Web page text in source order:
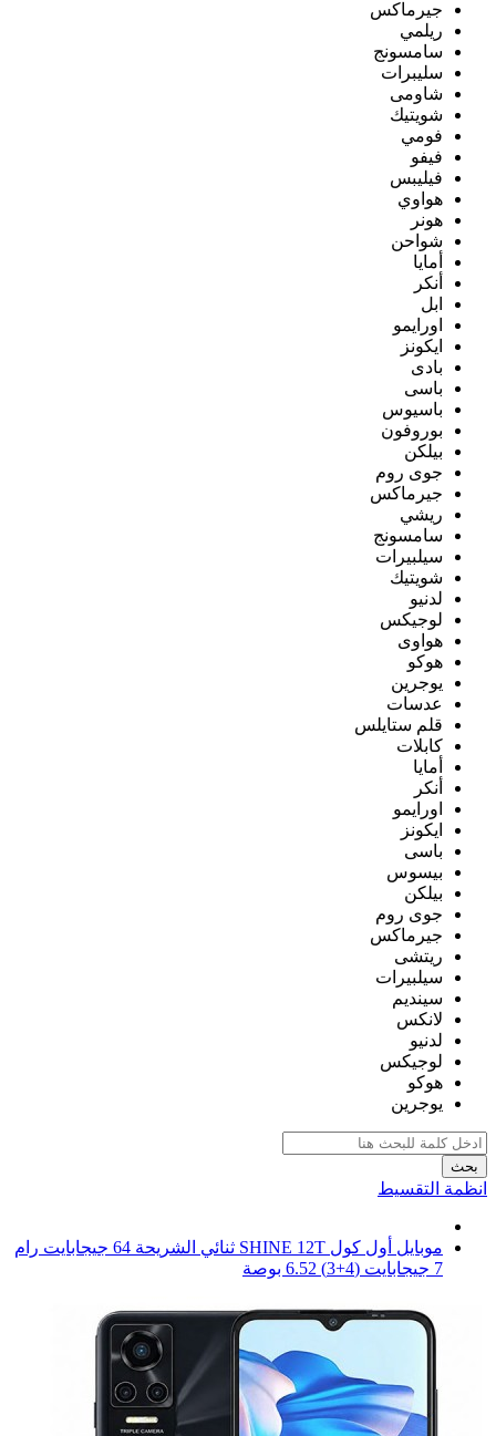
جيرماكس
ريلمي
سامسونج
سليبرات
شاومى
شويتيك
فومي
فيفو
فيليبس
هواوي
هونر
شواحن
أمايا
أنكر
ابل
اورايمو
ايكونز
بادى
باسى
باسيوس
بوروفون
بيلكن
جوى روم
جيرماكس
ريشي
سامسونج
سيلبيرات
شويتيك
لدنيو
لوجيكس
هواوى
هوكو
يوجرين
عدسات
قلم ستايلس
كابلات
أمايا
أنكر
اورايمو
ايكونز
باسى
بيسوس
بيلكن
جوى روم
جيرماكس
ريتشى
سيلبيرات
سينديم
لانكس
لدنيو
لوجيكس
هوكو
يوجرين
بحث
انظمة التقسيط
موبايل أول كول SHINE 12T ثنائي الشريحة 64 جيجابايت رام
7 جيجابايت (4+3) 6.52 بوصة